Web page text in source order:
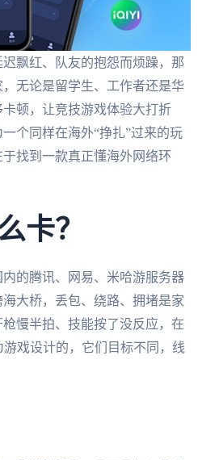
飘红、队友的抱怨而烦躁，那
无论是留学生、工作者还是华
顿，让竞技游戏体验大打折
个同样在海外“挣扎”过来的玩
找到一款真正懂海外网络环
卡？
的腾讯、网易、米哈游服务器
大桥，丢包、绕路、拥堵是家
慢半拍、技能按了没反应，在
戏设计的，它们目标不同，线